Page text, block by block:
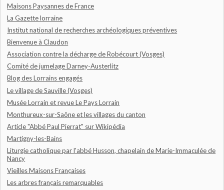
Maisons Paysannes de France
La Gazette lorraine
Institut national de recherches archéologiques préventives
Bienvenue à Claudon
Association contre la décharge de Robécourt (Vosges)
Comité de jumelage Darney-Austerlitz
Blog des Lorrains engagés
Le village de Sauville (Vosges)
Musée Lorrain et revue Le Pays Lorrain
Monthureux-sur-Saône et les villages du canton
Article "Abbé Paul Pierrat" sur Wikipédia
Martigny-les-Bains
Liturgie catholique par l'abbé Husson, chapelain de Marie-Immaculée de
Nancy
Vieilles Maisons Françaises
Les arbres français remarquables